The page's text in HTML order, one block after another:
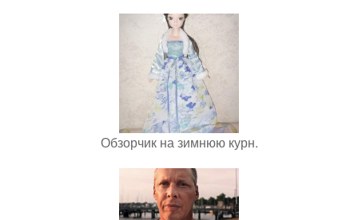
Обзорчик на зимнюю курн.